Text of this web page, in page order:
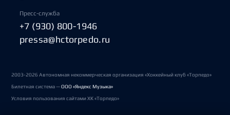
Пресс-служба
+7 (930) 800-1946
pressa@hctorpedo.ru
2003-2026 Автономная некоммерческая организация «Хоккейный клуб «Торпедо»
Билетная система —ООО «Яндекс Музыка»
Условия пользования сайтами ХК «Торпедо»